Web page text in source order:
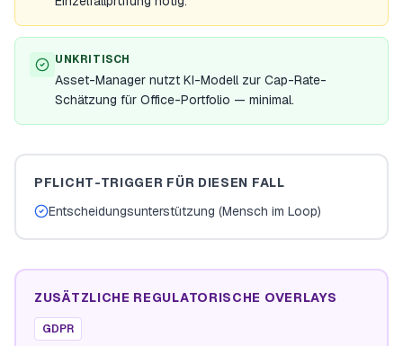
UNKRITISCH
Asset-Manager nutzt KI-Modell zur Cap-Rate-
Schätzung für Office-Portfolio — minimal.
PFLICHT-TRIGGER FÜR DIESEN FALL
Entscheidungsunterstützung (Mensch im Loop)
ZUSÄTZLICHE REGULATORISCHE OVERLAYS
GDPR